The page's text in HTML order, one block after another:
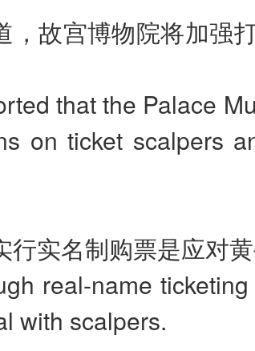
，故宫博物院将加强
that the Palace
on ticket scalpers
行实名制购票是应对黄
real-name
with scalpers.